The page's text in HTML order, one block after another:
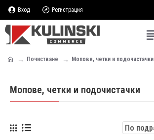
Вход Регистрация
Почистване Мопове, четки и подочистачки
Мопове, четки и подочистачки